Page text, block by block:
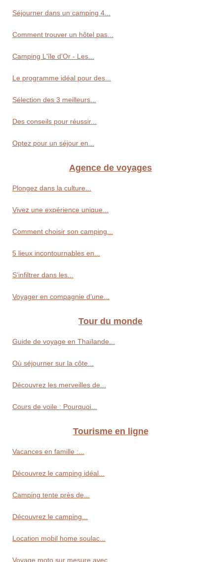
Séjourner dans un camping 4...
Comment trouver un hôtel pas...
Camping L'île d'Or - Les...
Le programme idéal pour des...
Sélection des 3 meilleurs...
Des conseils pour réussir...
Optez pour un séjour en...
Agence de voyages
Plongez dans la culture...
Vivez une expérience unique...
Comment choisir son camping...
5 lieux incontournables en...
S’infiltrer dans les...
Voyager en compagnie d’une...
Tour du monde
Guide de voyage en Thaïlande...
Où séjourner sur la côte...
Découvrez les merveilles de...
Cours de voile : Pourquoi...
Tourisme en ligne
Vacances en famille :...
Découvrez le camping idéal...
Camping tente près de...
Découvrez le camping...
Location mobil home soulac...
Voyage moto sur mesure avec...